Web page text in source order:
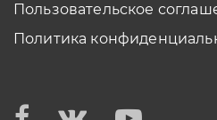
Пользовательское
Политика